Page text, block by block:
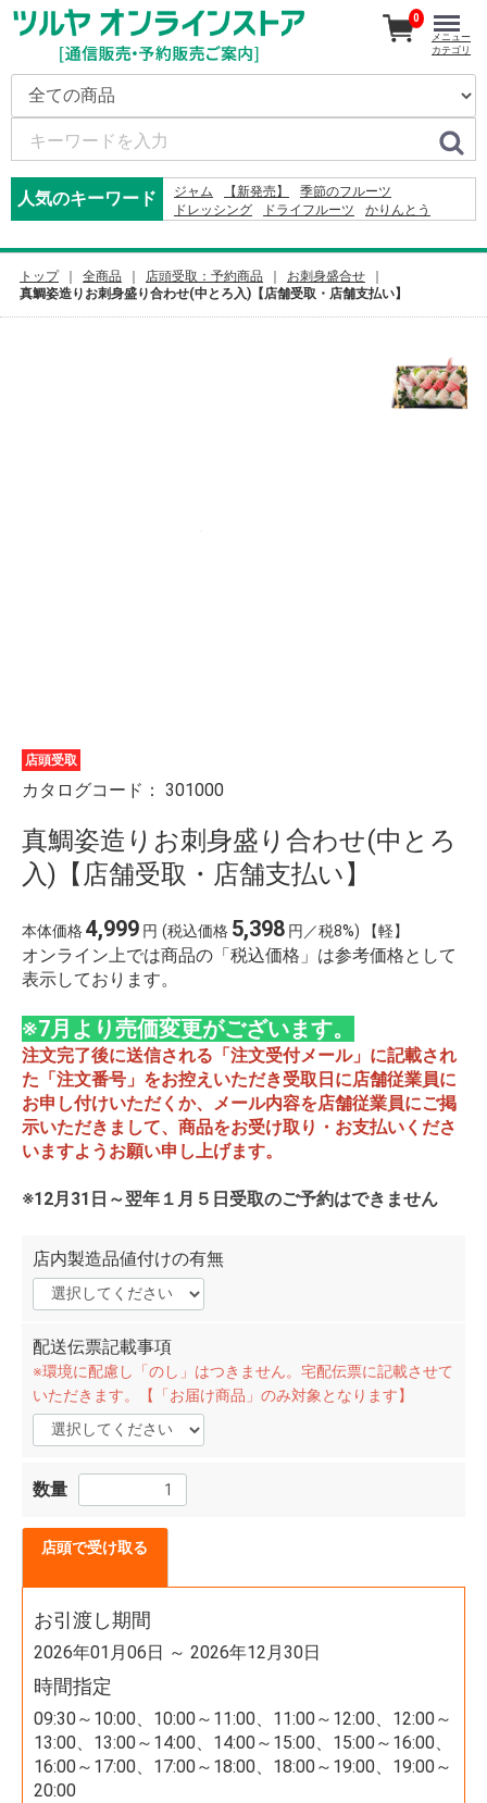
人気のキーワード ジャム 【新発売】
季節のフルーツ
ドレッシング
ドライフルーツ
かりんとう
コーヒー
カレー 2024
りんごかりんとう
0
メニュー
カテゴリ
トップ 全商品 店頭受取：予約商品
お刺身盛合せ
真鯛姿造りお刺身盛り合わせ(中とろ入)【店舗受取・店舗支払い】
店頭受取
カタログコード： 301000
真鯛姿造りお刺身盛り合わせ(中とろ
入)【店舗受取・店舗支払い】
本体価格4,999 円 (税込価格 5,398 円／税8%) 【軽】
オンライン上では商品の「税込価格」は参考価格として
表示しております。
※7月より売価変更がございます。
注文完了後に送信される「注文受付メール」に記載され
た「注文番号」をお控えいただき受取日に店舗従業員に
お申し付けいただくか、メール内容を店舗従業員にご掲
示いただきまして、商品をお受け取り・お支払いくださ
いますようお願い申し上げます。
※12月31日～翌年１月５日受取のご予約はできません
店内製造品値付けの有無
配送伝票記載事項
※環境に配慮し「のし」はつきません。宅配伝票に記載させて
いただきます。【「お届け商品」のみ対象となります】
数量
店頭で受け取る
お引渡し期間
2026年01月06日 ～ 2026年12月30日
時間指定
09:30～10:00、10:00～11:00、11:00～12:00、12:00～
13:00、13:00～14:00、14:00～15:00、15:00～16:00、
16:00～17:00、17:00～18:00、18:00～19:00、19:00～
20:00